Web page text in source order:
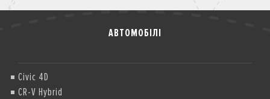
АВТОМОБІЛІ
Civic 4D
CR-V Hybrid